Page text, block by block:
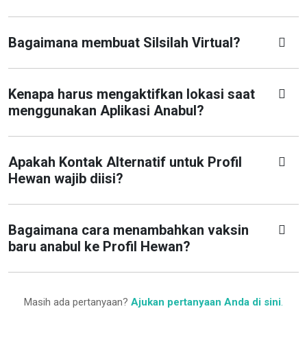
Bagaimana membuat Silsilah Virtual?
Kenapa harus mengaktifkan lokasi saat
menggunakan Aplikasi Anabul?
Apakah Kontak Alternatif untuk Profil
Hewan wajib diisi?
Bagaimana cara menambahkan vaksin
baru anabul ke Profil Hewan?
Masih ada pertanyaan? Ajukan pertanyaan Anda di sini.